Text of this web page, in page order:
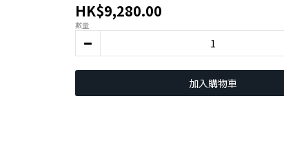
HK$9,280.00
數量
加入購物車